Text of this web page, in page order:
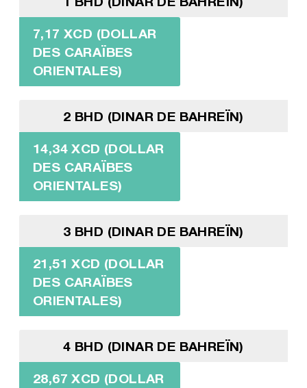
7,17 XCD (DOLLAR
DES CARAÏBES
ORIENTALES)
2 BHD (DINAR DE BAHREÏN)
14,34 XCD (DOLLAR
DES CARAÏBES
ORIENTALES)
3 BHD (DINAR DE BAHREÏN)
21,51 XCD (DOLLAR
DES CARAÏBES
ORIENTALES)
4 BHD (DINAR DE BAHREÏN)
28,67 XCD (DOLLAR